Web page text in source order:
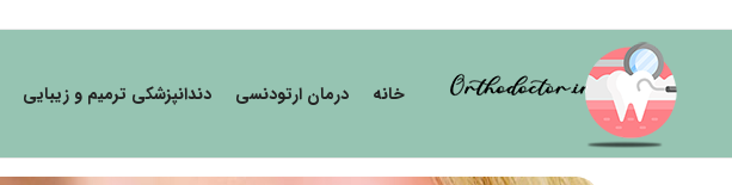
خانه درمان ارتودنسی دندانپزشکی ترمیم و زیبایی